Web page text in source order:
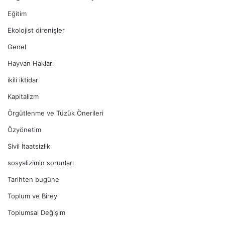
Eğitim
Ekolojist direnişler
Genel
Hayvan Hakları
ikili iktidar
Kapitalizm
Örgütlenme ve Tüzük Önerileri
Özyönetim
Sivil İtaatsizlik
sosyalizimin sorunları
Tarihten bugüne
Toplum ve Birey
Toplumsal Değişim